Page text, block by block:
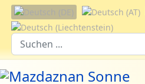
Sprache auswählen
Suchfeld